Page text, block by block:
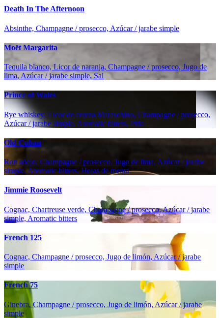
Death In The Afternoon
Absinthe, Champagne / prosecco, Azúcar / jarabe simple
Moët Margarita
Tequila blanco, Licor de naranja, Champagne / prosecco, Jugo de
lima, Azúcar / jarabe simple, Sal
Prince of Wales
Rye whiskey, Licor de cereza Maraschino, Champagne / prosecco,
Azúcar / jarabe simple, Aromatic bitters, Piña
Old Cuban
Ron añejo, Champagne / prosecco, Jugo de lima, Azúcar / jarabe
simple, Aromatic bitters, Hojas de menta
Jimmie Roosevelt
Cognac, Chartreuse verde, Champagne / prosecco, Azúcar / jarabe
simple, Aromatic bitters
French 125
Cognac, Champagne / prosecco, Jugo de limón, Azúcar / jarabe
simple
French 75
Ginebra, Champagne / prosecco, Jugo de limón, Azúcar / jarabe
simple